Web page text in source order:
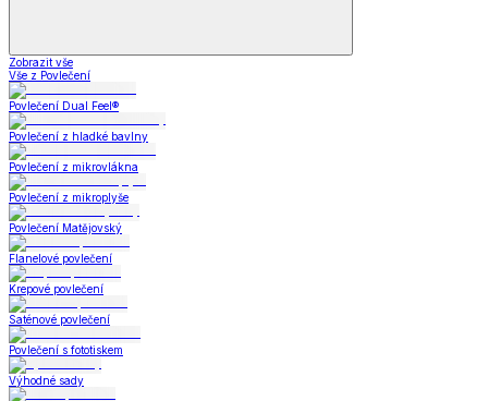
Zobrazit vše
Vše z Povlečení
Povlečení Dual Feel®
Povlečení z hladké bavlny
Povlečení z mikrovlákna
Povlečení z mikroplyše
Povlečení Matějovský
Flanelové povlečení
Krepové povlečení
Saténové povlečení
Povlečení s fototiskem
Výhodné sady